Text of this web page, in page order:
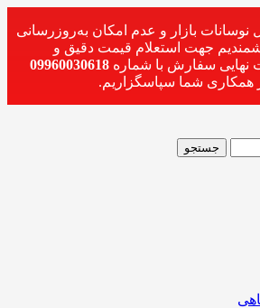
نوسانات بازار و عدم امکان به‌روزرسانی
جهت استعلام قیمت دقیق و
نهایی سفارش با شماره 09960030618
همکاری شما سپاسگزاریم.
جستجو